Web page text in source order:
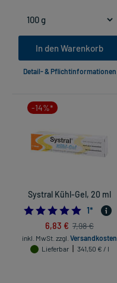
In den Warenkorb
Detail- & Pflichtinformationen
-14%*
Systral Kühl-Gel, 20 ml
5.0
1*
6,83 € 7,98 €
inkl. MwSt. zzgl. Versandkosten
Lieferbar
341,50 € / l